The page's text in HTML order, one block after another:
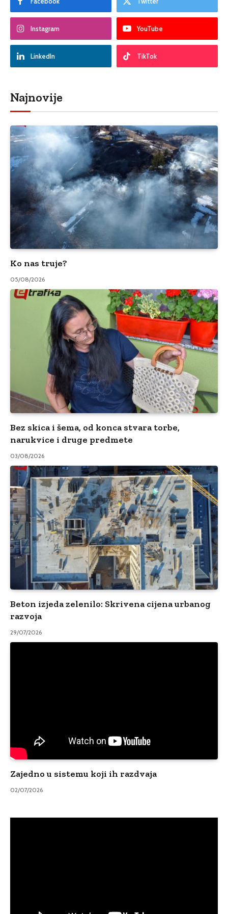
Instagram YouTube
LinkedIn TikTok
Najnovije
Ko nas truje?
05/08/2026
Bez skica i šema, od konca stvara torbe,
narukvice i druge predmete
03/08/2026
Beton izjeda zelenilo: Skrivena cijena urbanog
razvoja
29/07/2026
Zajedno u sistemu koji ih razdvaja
02/07/2026